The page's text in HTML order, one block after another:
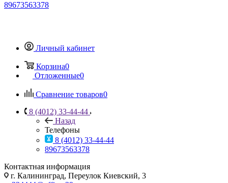
89673563378
Личный кабинет
Корзина0
Отложенные0
Сравнение товаров0
8 (4012) 33-44-44
Назад
Телефоны
8 (4012) 33-44-44
89673563378
Контактная информация
г. Калининград, Переулок Киевский, 3